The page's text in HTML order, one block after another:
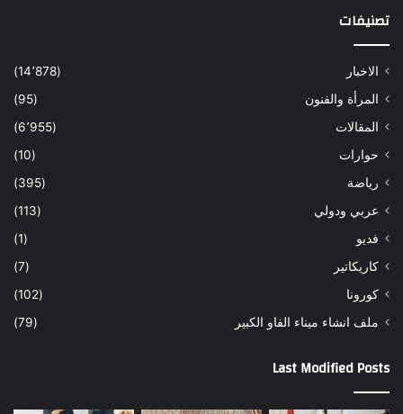
تصنيفات
الاخبار
(14٬878)
المرأة والفنون
(95)
المقالات
(6٬955)
حوارات
(10)
رياضة
(395)
عربي ودولي
(113)
فديو
(1)
كاريكاتير
(7)
كورونا
(102)
ملف انشاء ميناء الفاو الكبير
(79)
Last Modified Posts